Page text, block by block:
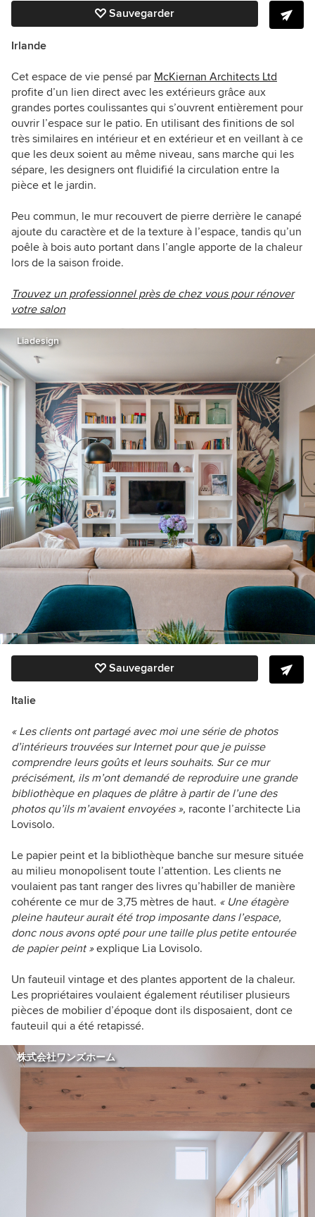
Sauvegarder
Irlande
Cet espace de vie pensé par McKiernan Architects Ltd
profite d’un lien direct avec les extérieurs grâce aux
grandes portes coulissantes qui s’ouvrent entièrement pour
ouvrir l’espace sur le patio. En utilisant des finitions de sol
très similaires en intérieur et en extérieur et en veillant à ce
que les deux soient au même niveau, sans marche qui les
sépare, les designers ont fluidifié la circulation entre la
pièce et le jardin.
Peu commun, le mur recouvert de pierre derrière le canapé
ajoute du caractère et de la texture à l’espace, tandis qu’un
poêle à bois auto portant dans l’angle apporte de la chaleur
lors de la saison froide.
Trouvez un professionnel près de chez vous pour rénover
votre salon
Liadesign
Sauvegarder
Italie
« Les clients ont partagé avec moi une série de photos
d’intérieurs trouvées sur Internet pour que je puisse
comprendre leurs goûts et leurs souhaits. Sur ce mur
précisément, ils m’ont demandé de reproduire une grande
bibliothèque en plaques de plâtre à partir de l’une des
photos qu’ils m’avaient envoyées», raconte l’architecte Lia
Lovisolo.
Le papier peint et la bibliothèque banche sur mesure située
au milieu monopolisent toute l’attention. Les clients ne
voulaient pas tant ranger des livres qu’habiller de manière
cohérente ce mur de 3,75 mètres de haut. « Une étagère
pleine hauteur aurait été trop imposante dans l’espace,
donc nous avons opté pour une taille plus petite entourée
de papier peint»explique Lia Lovisolo.
Un fauteuil vintage et des plantes apportent de la chaleur.
Les propriétaires voulaient également réutiliser plusieurs
pièces de mobilier d’époque dont ils disposaient, dont ce
fauteuil qui a été retapissé.
株式会社ワンズホーム